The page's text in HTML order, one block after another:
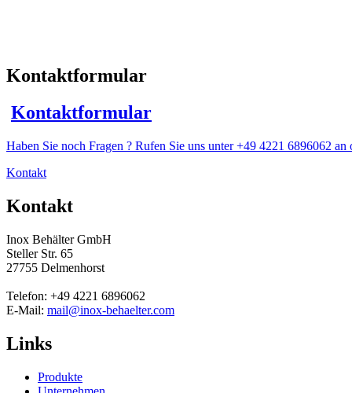
Kontaktformular
Kontaktformular
Haben Sie noch Fragen ? Rufen Sie uns unter +49 4221 6896062
Kontakt
Kontakt
Inox Behälter GmbH
Steller Str. 65
27755 Delmenhorst
Telefon: +49 4221 6896062
E-Mail: mail@inox-behaelter.com
Links
Produkte